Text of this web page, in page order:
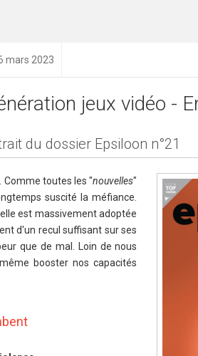
mars 2023
jeux vidéo -
du dossier Epsiloon n°21
Comme toutes les "nouvelles"
suscité la méfiance.
est massivement adoptée
d'un recul suffisant sur ses
que de mal. Loin de nous
booster nos capacités